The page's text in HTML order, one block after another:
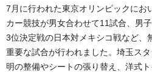
7月に行われた東京オリンピックにお
カー競技が男女合わせて11試合、男
3位決定戦の日本対メキシコ戦など、
重要な試合が行われました。埼玉ス
明の整備やシートの張り替え、洋式